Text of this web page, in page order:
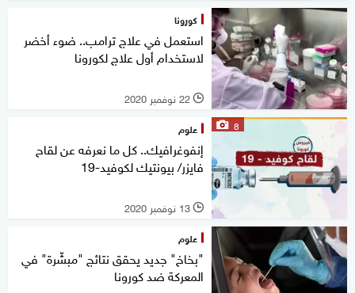
كورونا
استعمل في علاج ترامب.. ضوء أخضر
لاستخدام أول علاج لكورونا
l 22 نوفمبر 2020
8 علوم
إنفوغرافيك.. كل ما نعرفه عن لقاح
فايزر/ بيونتيك لكوفيد-19
l 13 نوفمبر 2020
علوم
"بخاخ" جديد يحقق نتائج "مبشّرة" في
المعركة ضد كورونا